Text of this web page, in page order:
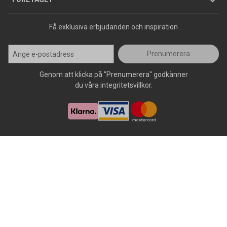
Få exklusiva erbjudanden och inspiration
Prenumerera
Genom att klicka på "Prenumerera" godkänner
du våra integritetsvillkor.